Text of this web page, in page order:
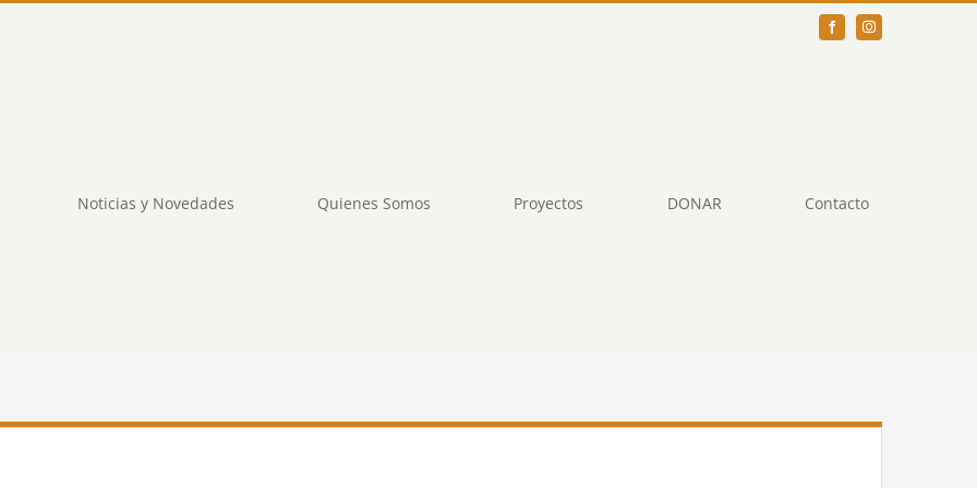
Noticias y Novedades Quienes Somos Proyectos DONAR Contacto